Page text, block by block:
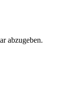
abzugeben.